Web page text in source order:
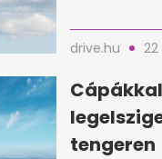
drive.hu
tengeren